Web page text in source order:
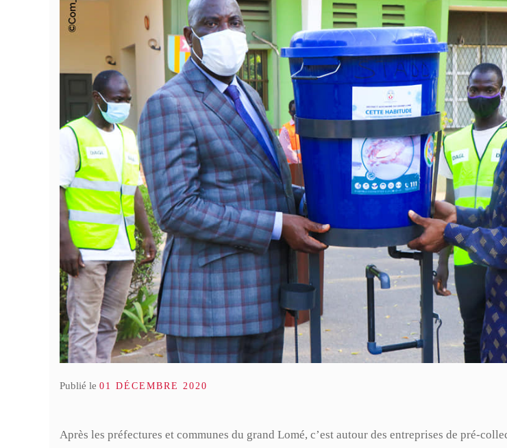
Publié le 01 DÉCEMBRE 2020
Après les préfectures et communes du grand Lomé, c’est autour des entreprises de pré-
Célébration de la fête du Travail
au District Autonome du Grand
Lomé
04 Mai 2026
3è réunion du
des inondations,
marquage fiscal
discussions
09 Juillet 2026